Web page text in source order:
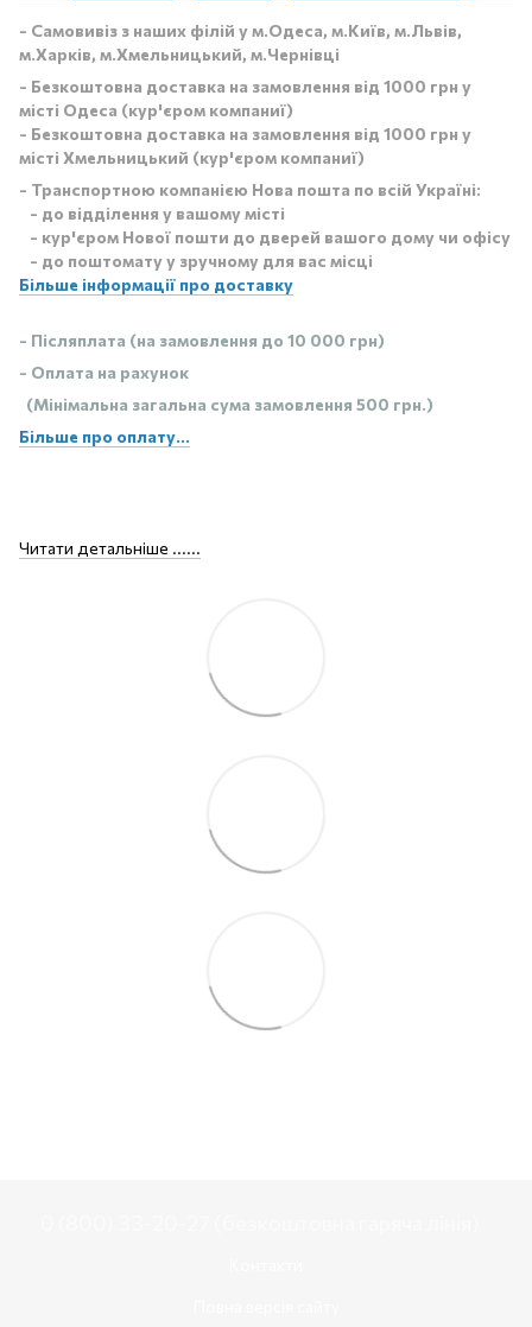
- Самовивіз з наших філій у м.Одеса, м.Київ, м.Львів,
м.Харків, м.Хмельницький, м.Чернівці
- Безкоштовна доставка на замовлення від 1000 грн у
місті Одеса (кур'єром компаниї)
- Безкоштовна доставка на замовлення від 1000 грн у
місті Хмельницький (кур'єром компаниї)
- Транспортною компанією Нова пошта по всій Україні:
- до відділення у вашому місті
- кур'єром Нової пошти до дверей вашого дому чи офісу
- до поштомату у зручному для вас місці
Більше інформації про доставку
- Післяплата (на замовлення до 10 000 грн)
- Оплата на рахунок
(Мінімальна загальна сума замовлення 500 грн.)
Більше про оплату...
Читати детальніше ......